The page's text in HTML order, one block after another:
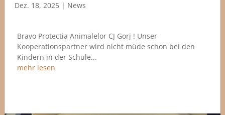
Dez. 18, 2025| News
Bravo Protectia Animalelor CJ Gorj ! Unser
Kooperationspartner wird nicht müde schon bei den
Kindern in der Schule...
mehr lesen